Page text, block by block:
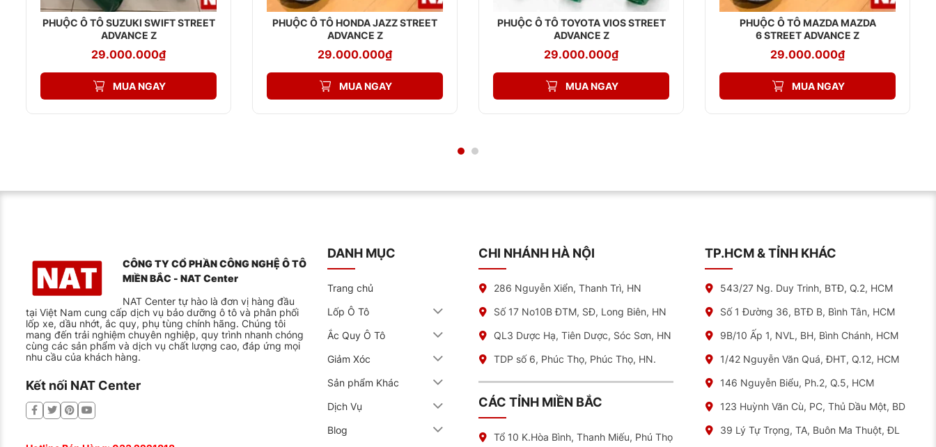
PHUỘC Ô TÔ SUZUKI SWIFT STREET
ADVANCE Z
29.000.000₫
MUA NGAY
PHUỘC Ô TÔ HONDA JAZZ STREET
ADVANCE Z
29.000.000₫
MUA NGAY
PHUỘC Ô TÔ TOYOTA VIOS STREET
ADVANCE Z
29.000.000₫
MUA NGAY
PHUỘC Ô TÔ MAZDA MAZDA
6 STREET ADVANCE Z
29.000.000₫
MUA NGAY
CÔNG TY CỔ PHẦN CÔNG NGHỆ Ô TÔ
MIỀN BẮC - NAT Center
NAT Center tự hào là đơn vị hàng đầu
tại Việt Nam cung cấp dịch vụ bảo dưỡng ô tô và phân phối
lốp xe, dầu nhớt, ắc quy, phụ tùng chính hãng. Chúng tôi
mang đến trải nghiệm chuyên nghiệp, quy trình nhanh chóng
cùng các sản phẩm và dịch vụ chất lượng cao, đáp ứng mọi
nhu cầu của khách hàng.
Kết nối NAT Center
DANH MỤC
Trang chủ
Lốp Ô Tô
Ắc Quy Ô Tô
Giảm Xóc
Sản phẩm Khác
Dịch Vụ
Blog
CHI NHÁNH HÀ NỘI
286 Nguyễn Xiển, Thanh Trì, HN
Số 17 No10B ĐTM, SĐ, Long Biên, HN
QL3 Dược Hạ, Tiên Dược, Sóc Sơn, HN
TDP số 6, Phúc Thọ, Phúc Thọ, HN.
CÁC TỈNH MIỀN BẮC
Tổ 10 K.Hòa Bình, Thanh Miếu, Phú Thọ
TP.HCM & TỈNH KHÁC
543/27 Ng. Duy Trinh, BTĐ, Q.2, HCM
Số 1 Đường 36, BTĐ B, Bình Tân, HCM
9B/10 Ấp 1, NVL, BH, Bình Chánh, HCM
1/42 Nguyễn Văn Quá, ĐHT, Q.12, HCM
146 Nguyễn Biểu, Ph.2, Q.5, HCM
123 Huỳnh Văn Cù, PC, Thủ Dầu Một, BD
39 Lý Tự Trọng, TA, Buôn Ma Thuột, ĐL